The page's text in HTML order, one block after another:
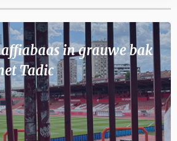
in grauwe bak
Tadic